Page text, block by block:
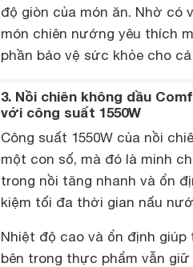
độ giòn của món ăn. Nhờ
món chiên nướng yêu thích
phần bảo vệ sức khỏe cho
3. Nồi chiên không dầu
với công suất 1550W
Công suất 1550W của nồi
một con số, mà đó là minh
trong nồi tăng nhanh và ổn
kiệm tối đa thời gian nấu
Nhiệt độ cao và ổn định
bên trong thực phẩm vẫn